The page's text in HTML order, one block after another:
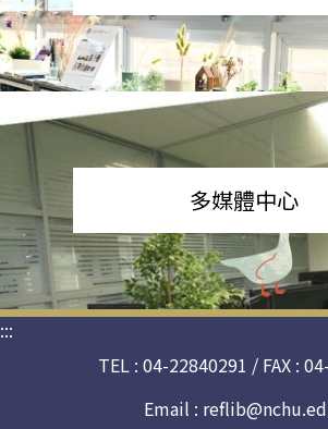
多媒體中心
:::
TEL : 04-22840291 / FAX :
Email :